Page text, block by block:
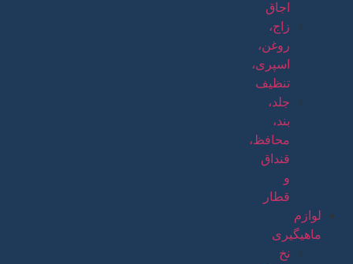
اجاق
زاج،
روغن،
اسپری،
تنظیف
جلد،
بند،
محافظ،
قنداق
و
قطار
لوازم
ماهیگیری
نخ